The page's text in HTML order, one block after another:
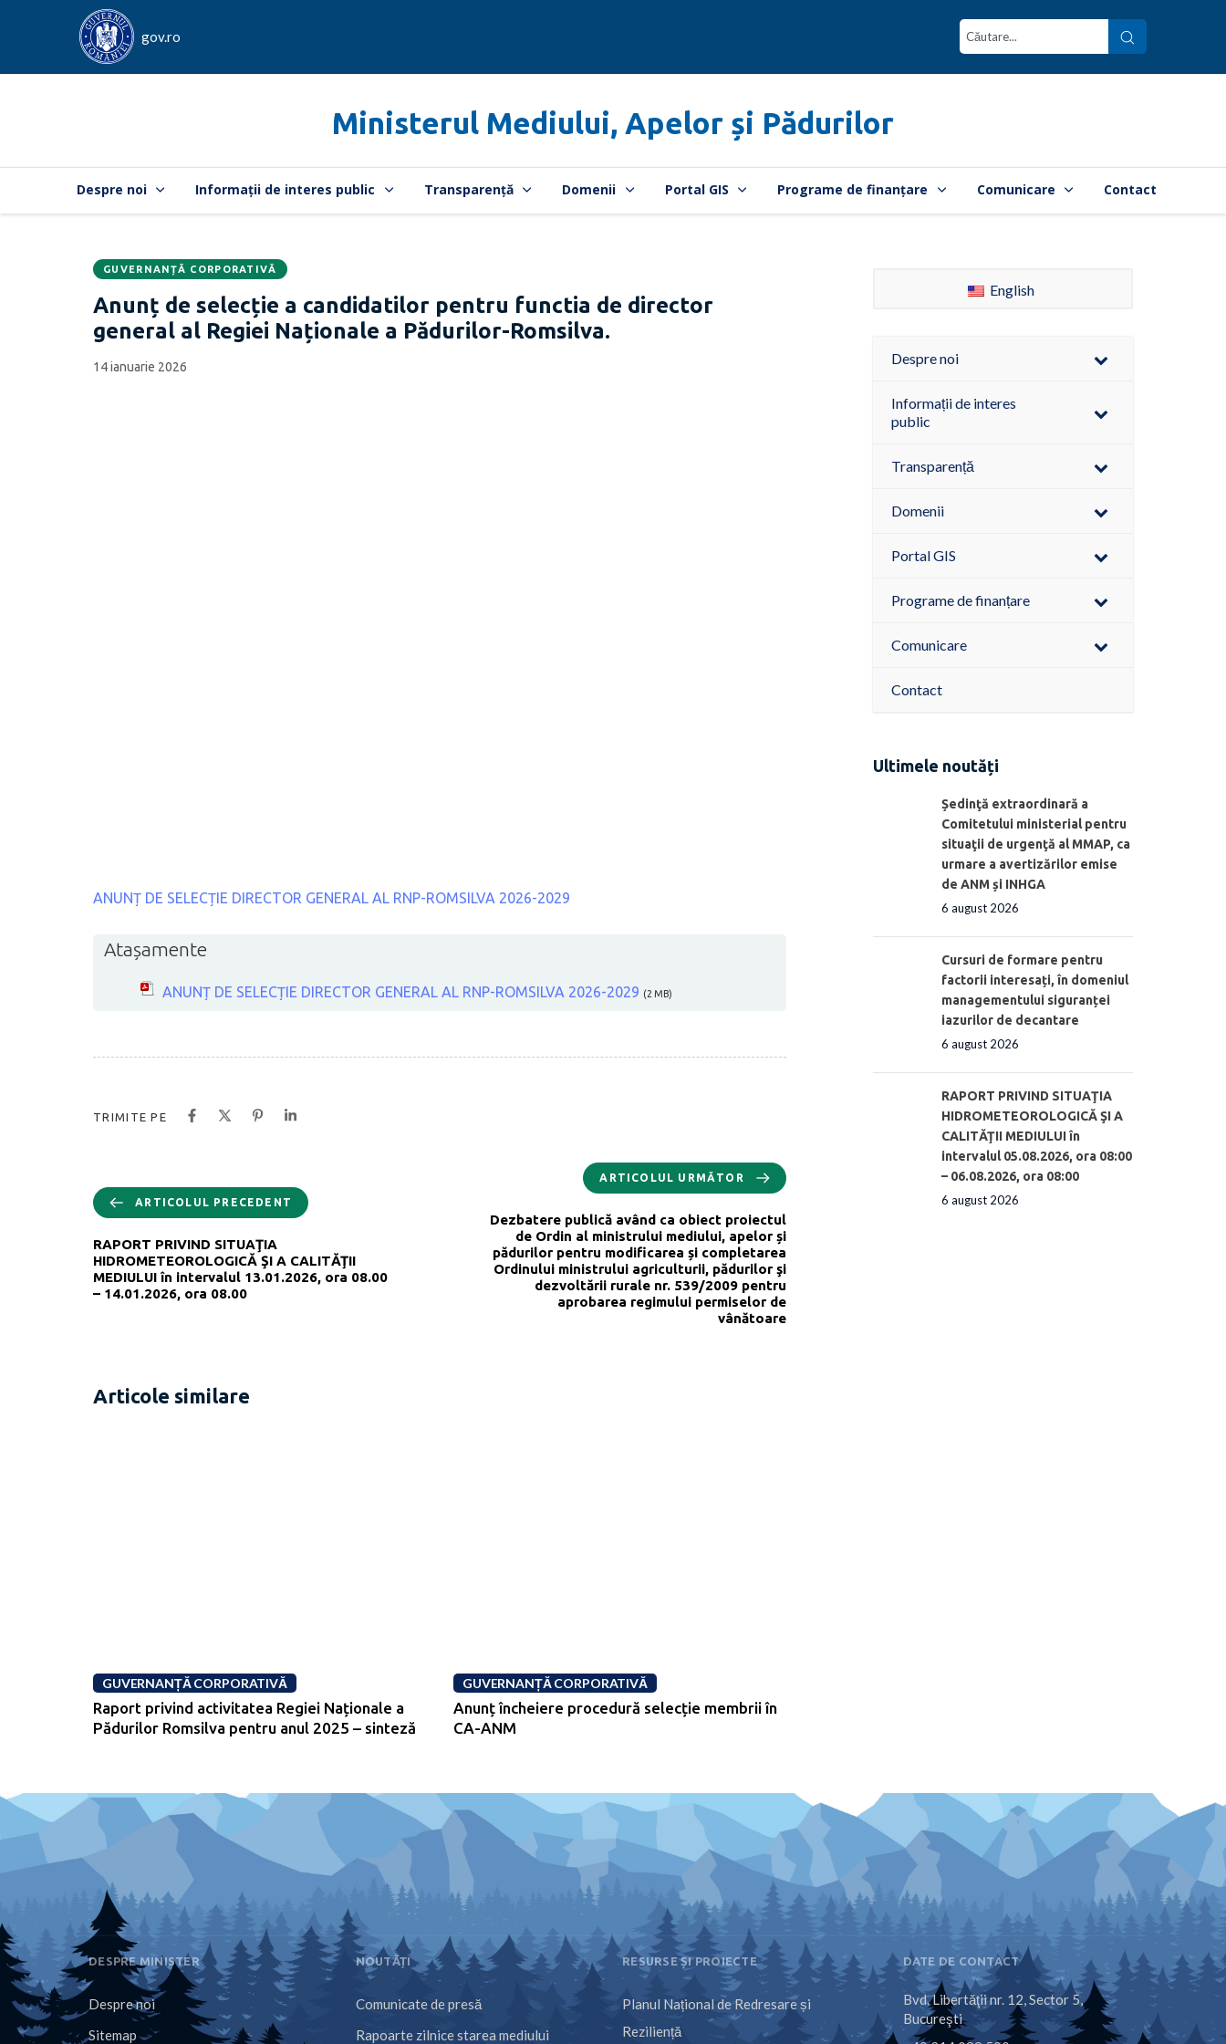
gov.ro
Ministerul Mediului, Apelor și Pădurilor
Despre noi Informații de interes public Transparență Domenii Portal GIS Programe de finanțare Comunicare Contact
CATEGORIA:
GUVERNANȚĂ CORPORATIVĂ
Anunț de selecție a candidatilor pentru functia de director
general al Regiei Naționale a Pădurilor-Romsilva.
Data
publicării:
14 ianuarie 2026
ANUNȚ DE SELECȚIE DIRECTOR GENERAL AL RNP-ROMSILVA 2026-2029
Atașamente
ANUNȚ DE SELECȚIE DIRECTOR GENERAL AL RNP-ROMSILVA 2026-2029 (2 MB)
TRIMITE PE
ARTICOLUL PRECEDENT
RAPORT PRIVIND SITUAŢIA
HIDROMETEOROLOGICĂ ŞI A CALITĂŢII
MEDIULUI în intervalul 13.01.2026, ora 08.00
– 14.01.2026, ora 08.00
ARTICOLUL URMĂTOR
Dezbatere publică având ca obiect proiectul
de Ordin al ministrului mediului, apelor și
pădurilor pentru modificarea și completarea
Ordinului ministrului agriculturii, pădurilor şi
dezvoltării rurale nr. 539/2009 pentru
aprobarea regimului permiselor de
vânătoare
Articole similare
GUVERNANȚĂ CORPORATIVĂ
Raport privind activitatea Regiei Naționale a
Pădurilor Romsilva pentru anul 2025 – sinteză
GUVERNANȚĂ CORPORATIVĂ
Anunț încheiere procedură selecție membrii în
CA-ANM
English
Despre noi
Informații de interes
public
Transparență
Domenii
Portal GIS
Programe de finanțare
Comunicare
Contact
Ultimele noutăți
Ședinţă extraordinară a
Comitetului ministerial pentru
situaţii de urgenţă al MMAP, ca
urmare a avertizărilor emise
de ANM și INHGA
6 august 2026
Cursuri de formare pentru
factorii interesați, în domeniul
managementului siguranței
iazurilor de decantare
6 august 2026
RAPORT PRIVIND SITUAŢIA
HIDROMETEOROLOGICĂ ŞI A
CALITĂŢII MEDIULUI în
intervalul 05.08.2026, ora 08:00
– 06.08.2026, ora 08:00
6 august 2026
DESPRE MINISTER
Despre noi
Sitemap
NOUTĂȚI
Comunicate de presă
Rapoarte zilnice starea mediului
RESURSE ȘI PROIECTE
Planul Național de Redresare și
Reziliență
DATE DE CONTACT
Bvd. Libertăţii nr. 12, Sector 5,
Bucureşti